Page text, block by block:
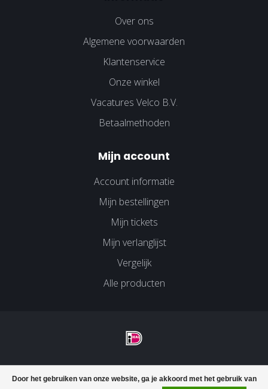
Door het gebruiken van onze website, ga je akkoord met het gebruik van
Over ons
Algemene voorwaarden
Klantenservice
Onze winkel
Vacatures Velco B.V.
Betaalmethoden
Mijn account
Account informatie
Mijn bestellingen
Mijn tickets
Mijn verlanglijst
Vergelijk
Alle producten
© Copyright 2026 Velco Huissen - Powered byLightspeed-
Dyvelopment